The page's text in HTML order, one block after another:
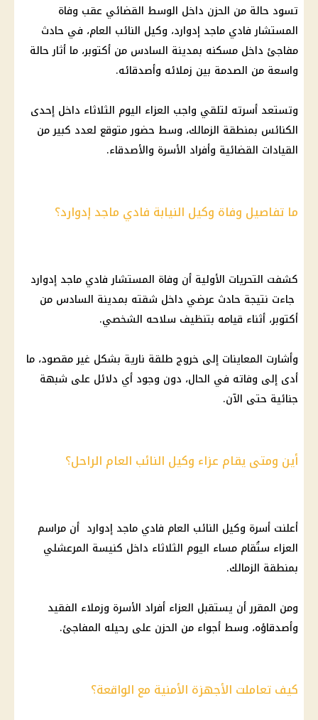
تسود حالة من الحزن داخل الوسط القضائي عقب وفاة
المستشار فادي ماجد إدوارد، وكيل النائب العام، في حادث
مفاجئ داخل مسكنه بمدينة السادس من أكتوبر، ما أثار حالة
واسعة من الصدمة بين زملائه وأصدقائه.
وتستعد أسرته لتلقي واجب العزاء اليوم الثلاثاء داخل إحدى
الكنائس بمنطقة الزمالك، وسط حضور متوقع لعدد كبير من
القيادات القضائية وأفراد الأسرة والأصدقاء.
ما تفاصيل وفاة وكيل النيابة فادي ماجد إدوارد؟
كشفت التحريات الأولية أن وفاة المستشار فادي ماجد إدوارد
جاءت نتيجة حادث عرضي داخل شقته بمدينة السادس من
أكتوبر، أثناء قيامه بتنظيف سلاحه الشخصي.
وأشارت المعاينات إلى خروج طلقة نارية بشكل غير مقصود، ما
أدى إلى وفاته في الحال، دون وجود أي دلائل على شبهة
جنائية حتى الآن.
أين ومتى يقام عزاء وكيل النائب العام الراحل؟
أعلنت أسرة وكيل النائب العام فادي ماجد إدوارد أن مراسم
العزاء ستُقام مساء اليوم الثلاثاء داخل كنيسة المرعشلي
بمنطقة الزمالك.
ومن المقرر أن يستقبل العزاء أفراد الأسرة وزملاء الفقيد
وأصدقاؤه، وسط أجواء من الحزن على رحيله المفاجئ.
كيف تعاملت الأجهزة الأمنية مع الواقعة؟